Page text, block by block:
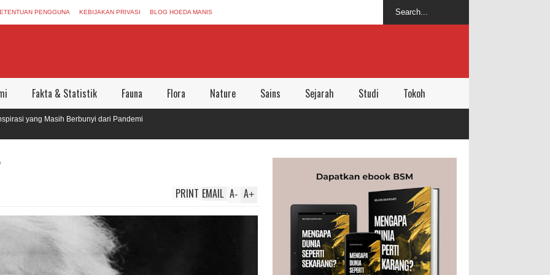
PENGGUNA KEBIJAKAN PRIVASI BLOG HOEDA MANIS
Fakta & Statistik Fauna Flora Nature Sains Sejarah Studi Tokoh
Masih Berbunyi dari Pandemi
A+
A-
EMAIL
PRINT